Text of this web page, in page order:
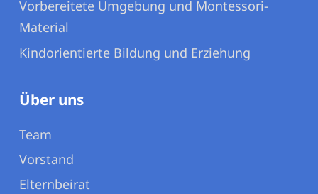
Vorbereitete Umgebung und Montessori-
Material
Kindorientierte Bildung und Erziehung
Über uns
Team
Vorstand
Elternbeirat